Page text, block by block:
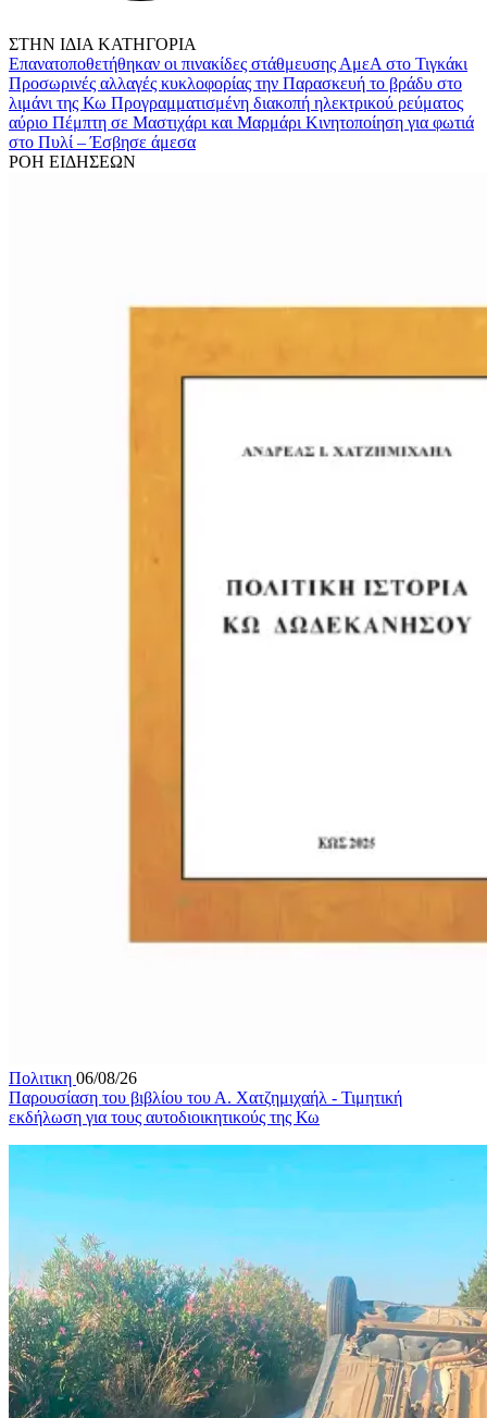
ΣΤΗΝ ΙΔΙΑ ΚΑΤΗΓΟΡΙΑ
Επανατοποθετήθηκαν οι πινακίδες στάθμευσης ΑμεΑ στο Τιγκάκι
Προσωρινές αλλαγές κυκλοφορίας την Παρασκευή το βράδυ στο
λιμάνι της Κω Προγραμματισμένη διακοπή ηλεκτρικού ρεύματος
αύριο Πέμπτη σε Μαστιχάρι και Μαρμάρι Κινητοποίηση για φωτιά
στo Πυλί – Έσβησε άμεσα
ΡΟΗ ΕΙΔΗΣΕΩΝ
Πολιτικη 06/08/26
Παρουσίαση του βιβλίου του Α. Χατζημιχαήλ - Τιμητική
εκδήλωση για τους αυτοδιοικητικούς της Κω